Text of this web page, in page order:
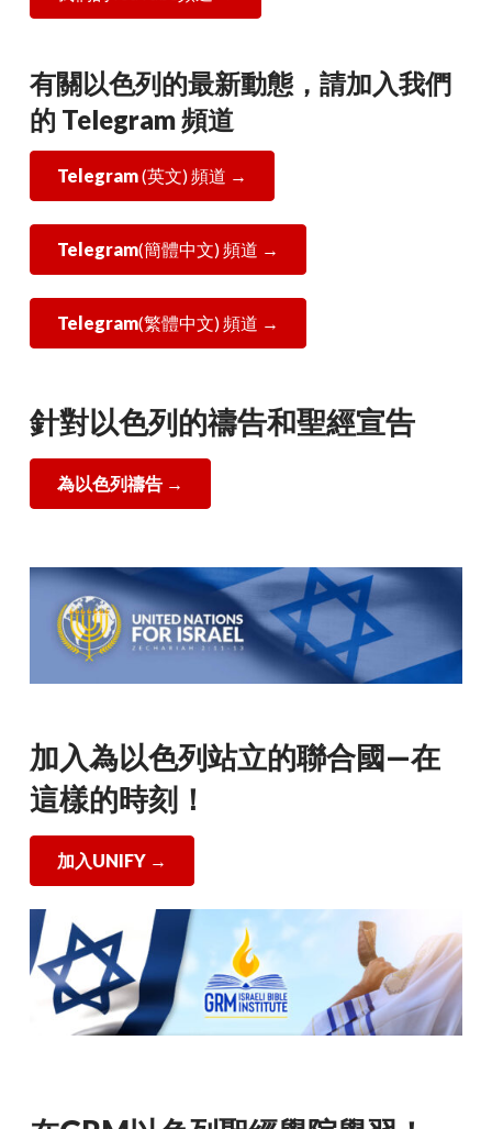
有關以色列的最新動態，請加入我們
的 Telegram 頻道
Telegram(英文) 頻道 →
Telegram(簡體中文) 頻道 →
Telegram(繁體中文) 頻道 →
針對以色列的禱告和聖經宣告
為以色列禱告 →
加入為以色列站立的聯合國—在
這樣的時刻！
加入UNIFY →